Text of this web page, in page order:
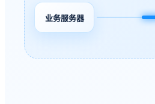
业务服务器